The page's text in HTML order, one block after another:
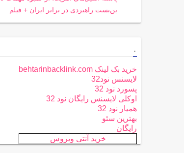
بن‌بست راهبردی در برابر ایران + فیلم
.
خرید بک لینک behtarinbacklink.com
لایسنس نود32
پسورد نود 32
اوکلی لایسنس رایگان نود 32
همیار نود 32
بهترین سئو
رایگان
خرید آنتی ویروس